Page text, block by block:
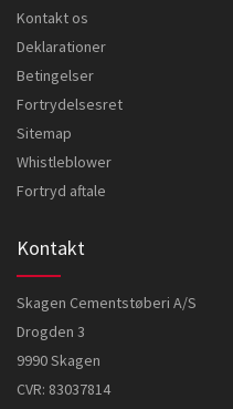
Kontakt os
Deklarationer
Betingelser
Fortrydelsesret
Sitemap
Whistleblower
Fortryd aftale
Kontakt
Skagen Cementstøberi A/S
Drogden 3
9990 Skagen
CVR: 83037814